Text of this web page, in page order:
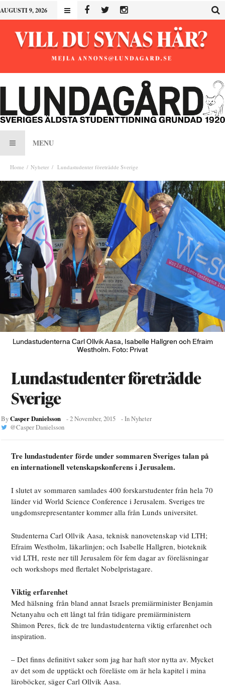
AUGUSTI 9, 2026
MENU
Home Nyheter Lundastudenter företrädde Sverige
Lundastudenterna Carl Ollvik Aasa, Isabelle Hallgren och Efraim
Westholm. Foto: Privat
Lundastudenter företrädde
Sverige
ByCasper Danielsson -2 November, 2015 - InNyheter
@Casper Danielsson
Tre lundastudenter förde under sommaren Sveriges talan på
en internationell vetenskapskonferens i Jerusalem.
I slutet av sommaren samlades 400 forskarstudenter från hela 70
länder vid World Science Conference i Jerusalem. Sveriges tre
ungdomsrepresentanter kommer alla från Lunds universitet.
Studenterna Carl Ollvik Aasa, teknisk nanovetenskap vid LTH;
Efraim Westholm, läkarlinjen; och Isabelle Hallgren, bioteknik
vid LTH, reste ner till Jerusalem för fem dagar av föreläsningar
och workshops med flertalet Nobelpristagare.
Viktig erfarenhet
Med hälsning från bland annat Israels premiärminister Benjamin
Netanyahu och ett långt tal från tidigare premiärministern
Shimon Peres, fick de tre lundastudenterna viktig erfarenhet och
inspiration.
– Det finns definitivt saker som jag har haft stor nytta av. Mycket
av det som de upptäckt och föreläste om är hela kapitel i mina
läroböcker, säger Carl Ollvik Aasa.